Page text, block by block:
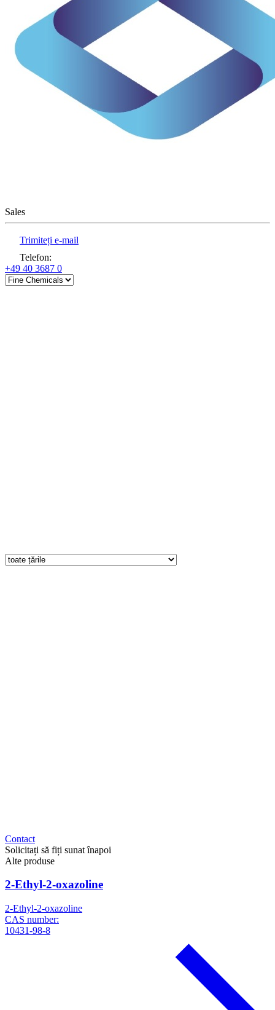
Sales
Trimiteți e-mail
Telefon:
+49 40 3687 0
Contact
Solicitați să fiți sunat înapoi
Alte produse
2-Ethyl-2-oxazoline
2-Ethyl-2-oxazoline
CAS number:
10431-98-8